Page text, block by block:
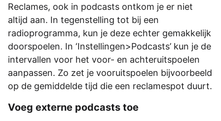
Reclames, ook in podcasts ontkom je er niet
altijd aan. In tegenstelling tot bij een
radioprogramma, kun je deze echter gemakkelijk
doorspoelen. In ‘Instellingen>Podcasts’ kun je de
intervallen voor het voor- en achteruitspoelen
aanpassen. Zo zet je vooruitspoelen bijvoorbeeld
op de gemiddelde tijd die een reclamespot duurt.
Voeg externe podcasts toe